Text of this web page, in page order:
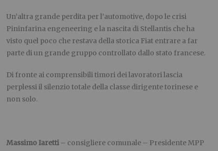
Un’altra grande perdita perl’automotive, dopo le crisi
Pininfarina engeneering e la nascita di Stellantis che ha
visto quel poco che restava della storica Fiat entrare a far
parte di un grande gruppo controllato dallo stato francese.
Di fronte ai comprensibili timori dei lavoratori lascia
perplessi il silenzio totale della classe dirigentetorinese e
non solo.
Massimo Iaretti– consigliere comunale – Presidente MPP